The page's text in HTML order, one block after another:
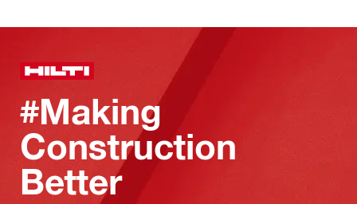
#Making
Construction
Better